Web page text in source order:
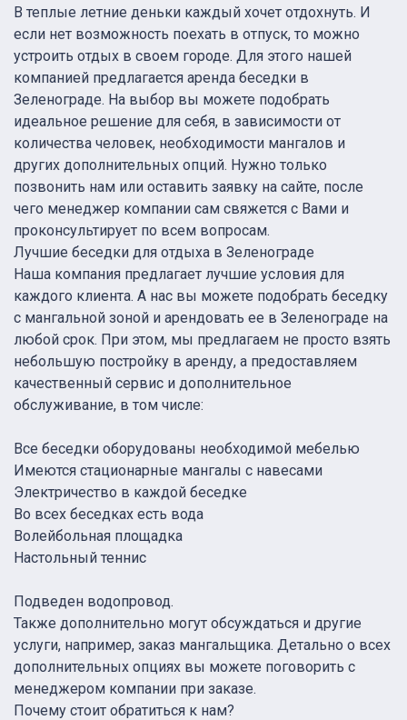
В теплые летние деньки каждый хочет отдохнуть. И
если нет возможность поехать в отпуск, то можно
устроить отдых в своем городе. Для этого нашей
компанией предлагается аренда беседки в
Зеленограде. На выбор вы можете подобрать
идеальное решение для себя, в зависимости от
количества человек, необходимости мангалов и
других дополнительных опций. Нужно только
позвонить нам или оставить заявку на сайте, после
чего менеджер компании сам свяжется с Вами и
проконсультирует по всем вопросам.
Лучшие беседки для отдыха в Зеленограде
Наша компания предлагает лучшие условия для
каждого клиента. А нас вы можете подобрать беседку
с мангальной зоной и арендовать ее в Зеленограде на
любой срок. При этом, мы предлагаем не просто взять
небольшую постройку в аренду, а предоставляем
качественный сервис и дополнительное
обслуживание, в том числе:
Все беседки оборудованы необходимой мебелью
Имеются стационарные мангалы с навесами
Электричество в каждой беседке
Во всех беседках есть вода
Волейбольная площадка
Настольный теннис
Подведен водопровод.
Также дополнительно могут обсуждаться и другие
услуги, например, заказ мангальщика. Детально о всех
дополнительных опциях вы можете поговорить с
менеджером компании при заказе.
Почему стоит обратиться к нам?